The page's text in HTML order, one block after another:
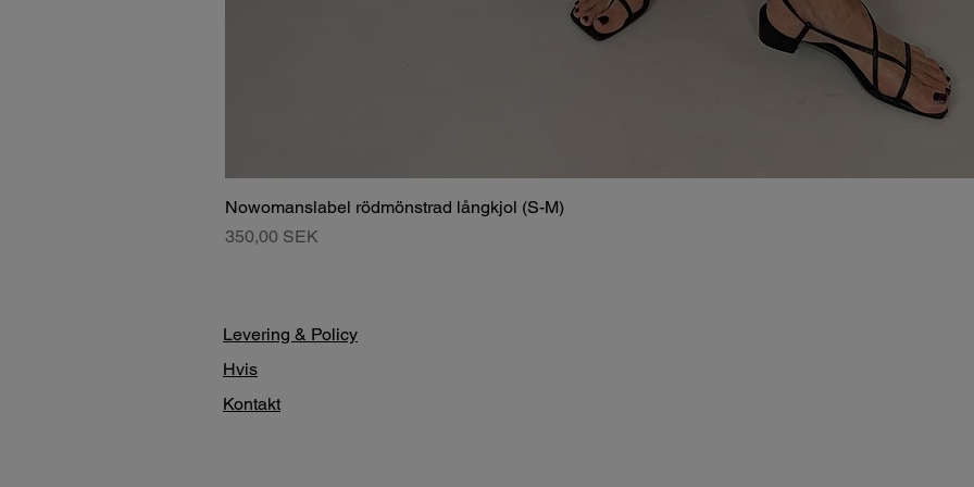
Nowomanslabel rödmönstrad långkjol (S-M)
Pris
350,00 SEK
Levering & Policy
Hvis
Kontakt